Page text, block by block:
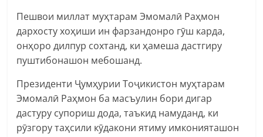
Пешвои миллат муҳтарам Эмомалӣ Раҳмон
дархосту хоҳиши ин фарзандонро гӯш карда,
онҳоро дилпур сохтанд, ки ҳамеша дастгиру
пуштибонашон мебошанд.
Президенти Ҷумҳурии Тоҷикистон муҳтарам
Эмомалӣ Раҳмон ба масъулин бори дигар
дастуру супориш дода, таъкид намуданд, ки
рӯзгору таҳсили кӯдакони ятиму имконияташон